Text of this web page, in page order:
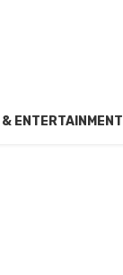
& ENTERTAINMENT